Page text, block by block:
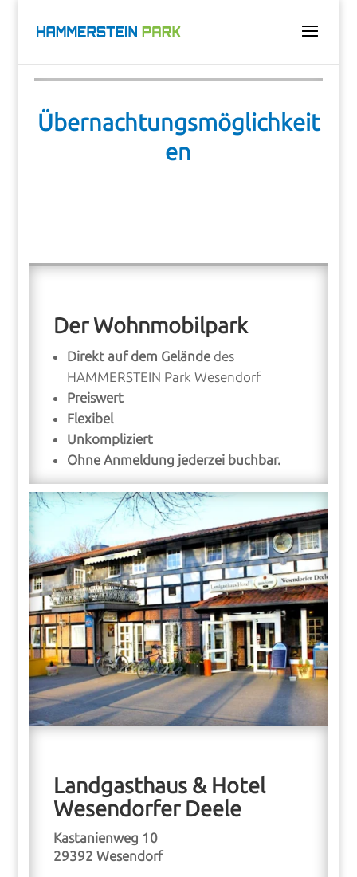
Übernachtungsmöglichkeit
en
Der Wohnmobilpark
Direkt auf dem Gelände des
HAMMERSTEIN Park Wesendorf
Preiswert
Flexibel
Unkompliziert
Ohne Anmeldung jederzei buchbar.
Landgasthaus & Hotel
Wesendorfer Deele
Kastanienweg 10
29392 Wesendorf